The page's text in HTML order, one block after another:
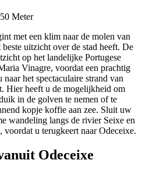
Meter
met een klim naar de molen van
uitzicht over de stad heeft. De
op het landelijke Portugese
Vinagre, voordat een prachtig
het spectaculaire strand van
Hier heeft u de mogelijkheid om
in de golven te nemen of te
kopje koffie aan zee. Sluit uw
wandeling langs de rivier Seixe en
voordat u terugkeert naar Odeceixe.
Odeceixe